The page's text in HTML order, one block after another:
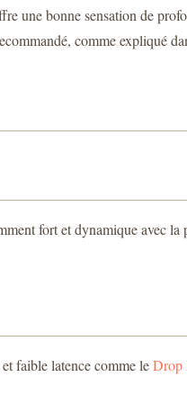
une bonne sensation de
comme expliqué
fort et dynamique avec
faible latence comme leDrop